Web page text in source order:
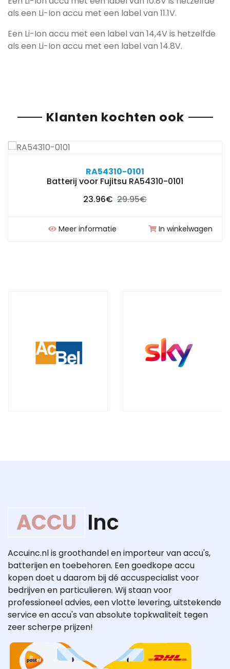
als een Li-Ion accu met een label van 11.1V.
Een Li-Ion accu met een label van 14,4V is hetzelfde
als een Li-Ion accu met een label van 14.8V.
Klanten kochten ook
RA54310-0101
Batterij voor Fujitsu RA54310-0101
23.96€ 29.95€
Meer informatie In winkelwagen
ACCU Inc
Accuinc.nl is groothandel en importeur van accu's,
batterijen en toebehoren. Een goedkope accu
kopen doet u daarom bij dé accuspecialist voor
bedrijven en particulieren. Wij staan voor
professioneel advies, een vlotte levering, uitstekende
service en accu's van absolute topkwaliteit tegen
zeer scherpe prijzen!